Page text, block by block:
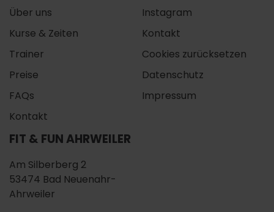
Über uns
Kurse & Zeiten
Trainer
Preise
FAQs
Kontakt
Instagram
Kontakt
Cookies zurücksetzen
Datenschutz
Impressum
FIT & FUN AHRWEILER
Am Silberberg 2
53474 Bad Neuenahr-
Ahrweiler